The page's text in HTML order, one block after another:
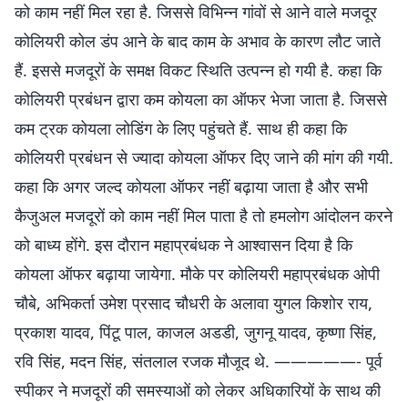
को काम नहीं मिल रहा है. जिससे विभिन्न गांवों से आने वाले मजदूर
कोलियरी कोल डंप आने के बाद काम के अभाव के कारण लौट जाते
हैं. इससे मजदूरों के समक्ष विकट स्थिति उत्पन्न हो गयी है. कहा कि
कोलियरी प्रबंधन द्वारा कम कोयला का ऑफर भेजा जाता है. जिससे
कम ट्रक कोयला लोडिंग के लिए पहुंचते हैं. साथ ही कहा कि
कोलियरी प्रबंधन से ज्यादा कोयला ऑफर दिए जाने की मांग की गयी.
कहा कि अगर जल्द कोयला ऑफर नहीं बढ़ाया जाता है और सभी
कैजुअल मजदूरों को काम नहीं मिल पाता है तो हमलोग आंदोलन करने
को बाध्य होंगे. इस दौरान महाप्रबंधक ने आश्वासन दिया है कि
कोयला ऑफर बढ़ाया जायेगा. मौके पर कोलियरी महाप्रबंधक ओपी
चौबे, अभिकर्ता उमेश प्रसाद चौधरी के अलावा युगल किशोर राय,
प्रकाश यादव, पिंटू पाल, काजल अडडी, जुगनू यादव, कृष्णा सिंह,
रवि सिंह, मदन सिंह, संतलाल रजक मौजूद थे. —————- पूर्व
स्पीकर ने मजदूरों की समस्याओं को लेकर अधिकारियों के साथ की